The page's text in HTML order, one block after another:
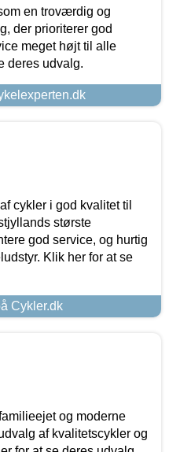
en troværdig og
der prioriterer god
meget højt til alle
deres udvalg.
cykler i god kvalitet til
største
god service, og hurtig
Klik her for at se
Cykler.dk
og moderne
af kvalitetscykler og